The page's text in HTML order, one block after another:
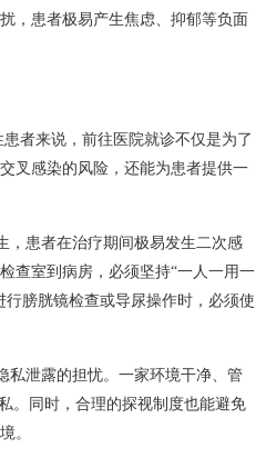
，患者极易产生焦虑、抑郁等负面
者来说，前往医院就诊不仅是为了
叉感染的风险，还能为患者提供一
，患者在治疗期间极易发生二次感
查室到病房，必须坚持“一人一用一
膀胱镜检查或导尿操作时，必须使
私泄露的担忧。一家环境干净、管
。同时，合理的探视制度也能避免
。